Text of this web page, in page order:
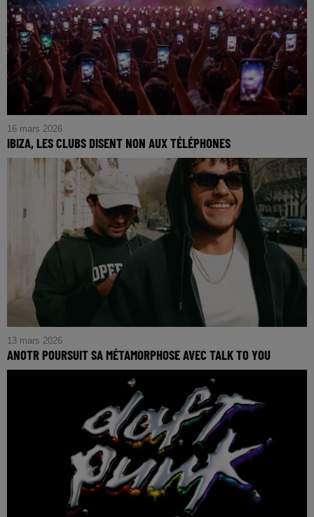
16 mars 2026
IBIZA, LES CLUBS DISENT NON AUX TÉLÉPHONES
13 mars 2026
ANOTR POURSUIT SA MÉTAMORPHOSE AVEC TALK TO YOU